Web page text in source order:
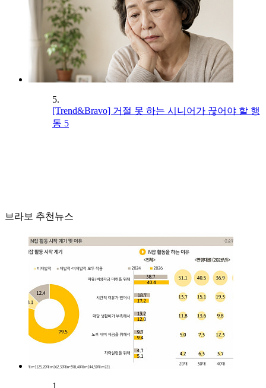
5.
[Trend&Bravo] 거절 못 하는 시니어가 끊어야 할 행
동 5
브라보 추천뉴스